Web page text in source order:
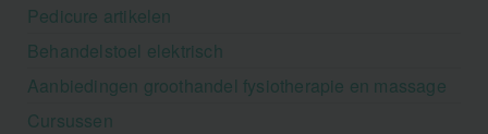
Pedicure artikelen
Behandelstoel elektrisch
Aanbiedingen groothandel fysiotherapie en massage
Cursussen